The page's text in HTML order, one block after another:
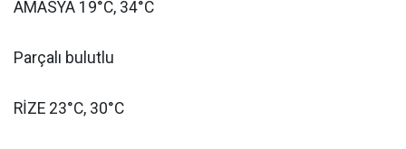
AMASYA 19°C, 34°C
Parçalı bulutlu
RİZE 23°C, 30°C